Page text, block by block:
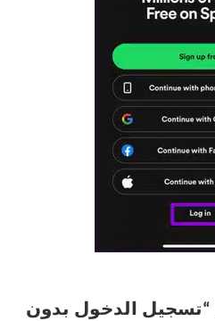
“تسجيل الدخول بدون